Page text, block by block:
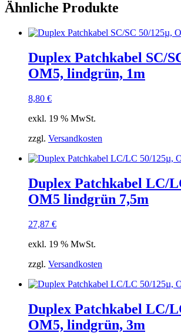
Ähnliche Produkte
Duplex Patchkabel SC/
OM5, lindgrün, 1m
8,80 €
exkl. 19 % MwSt.
zzgl. Versandkosten
Duplex Patchkabel LC/
OM5 lindgrün 7,5m
27,87 €
exkl. 19 % MwSt.
zzgl. Versandkosten
Duplex Patchkabel LC/
OM5, lindgrün, 3m